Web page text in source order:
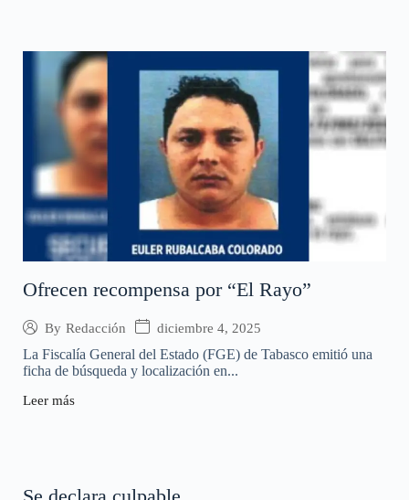
Ofrecen recompensa por “El Rayo”
By Redacción diciembre 4, 2025
La Fiscalía General del Estado (FGE) de Tabasco emitió una
ficha de búsqueda y localización en...
Leer más